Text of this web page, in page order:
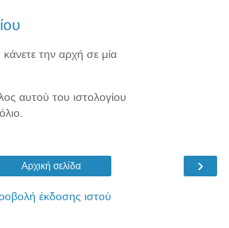
την αρχή σε μία
αυτού του ιστολογίου
›
Αρχική σελίδα
έκδοσης ιστού